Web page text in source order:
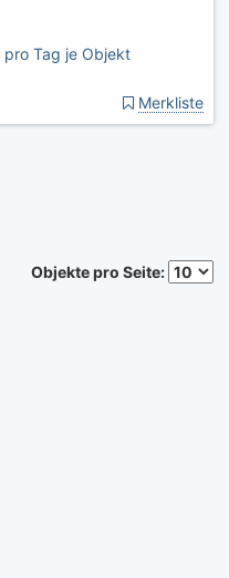
pro Tag je Objekt
Merkliste
Objekte pro Seite: